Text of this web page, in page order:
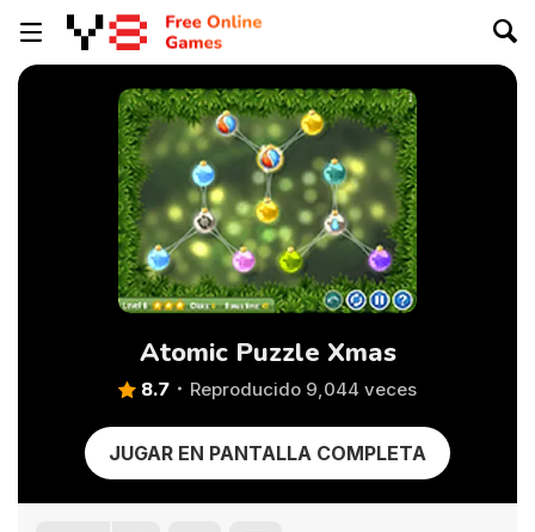
Atomic Puzzle Xmas
8.7 Reproducido 9,044 veces
JUGAR EN PANTALLA COMPLETA